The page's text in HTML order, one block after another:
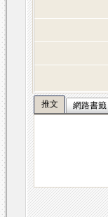
推文 網路書籤